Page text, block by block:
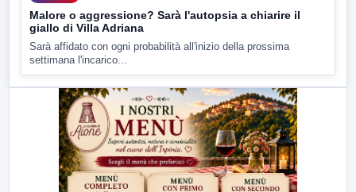
Malore o aggressione? Sarà l'autopsia a chiarire il
giallo di Villa Adriana
Sarà affidato con ogni probabilità all'inizio della prossima
settimana l'incarico...